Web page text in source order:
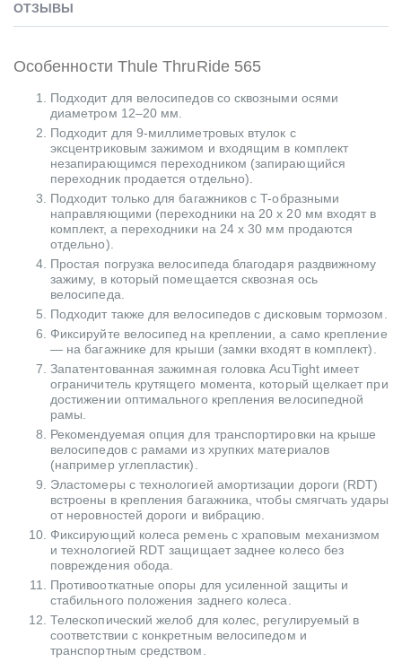
ОТЗЫВЫ
Особенности Thule ThruRide 565
Подходит для велосипедов со сквозными осями
диаметром 12–20 мм.
Подходит для 9-миллиметровых втулок с
эксцентриковым зажимом и входящим в комплект
незапирающимся переходником (запирающийся
переходник продается отдельно).
Подходит только для багажников с T-образными
направляющими (переходники на 20 x 20 мм входят в
комплект, а переходники на 24 x 30 мм продаются
отдельно).
Простая погрузка велосипеда благодаря раздвижному
зажиму, в который помещается сквозная ось
велосипеда.
Подходит также для велосипедов с дисковым тормозом.
Фиксируйте велосипед на креплении, а само крепление
— на багажнике для крыши (замки входят в комплект).
Запатентованная зажимная головка AcuTight имеет
ограничитель крутящего момента, который щелкает при
достижении оптимального крепления велосипедной
рамы.
Рекомендуемая опция для транспортировки на крыше
велосипедов с рамами из хрупких материалов
(например углепластик).
Эластомеры с технологией амортизации дороги (RDT)
встроены в крепления багажника, чтобы смягчать удары
от неровностей дороги и вибрацию.
Фиксирующий колеса ремень с храповым механизмом
и технологией RDT защищает заднее колесо без
повреждения обода.
Противооткатные опоры для усиленной защиты и
стабильного положения заднего колеса.
Телескопический желоб для колес, регулируемый в
соответствии с конкретным велосипедом и
транспортным средством.